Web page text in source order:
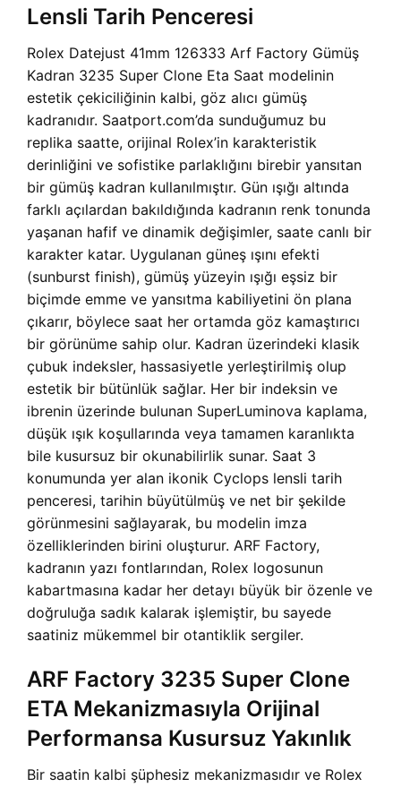
Lensli Tarih Penceresi
Rolex Datejust 41mm 126333 Arf Factory Gümüş
Kadran 3235 Super Clone Eta Saat modelinin
estetik çekiciliğinin kalbi, göz alıcı gümüş
kadranıdır. Saatport.com’da sunduğumuz bu
replika saatte, orijinal Rolex’in karakteristik
derinliğini ve sofistike parlaklığını birebir yansıtan
bir gümüş kadran kullanılmıştır. Gün ışığı altında
farklı açılardan bakıldığında kadranın renk tonunda
yaşanan hafif ve dinamik değişimler, saate canlı bir
karakter katar. Uygulanan güneş ışını efekti
(sunburst finish), gümüş yüzeyin ışığı eşsiz bir
biçimde emme ve yansıtma kabiliyetini ön plana
çıkarır, böylece saat her ortamda göz kamaştırıcı
bir görünüme sahip olur. Kadran üzerindeki klasik
çubuk indeksler, hassasiyetle yerleştirilmiş olup
estetik bir bütünlük sağlar. Her bir indeksin ve
ibrenin üzerinde bulunan SuperLuminova kaplama,
düşük ışık koşullarında veya tamamen karanlıkta
bile kusursuz bir okunabilirlik sunar. Saat 3
konumunda yer alan ikonik Cyclops lensli tarih
penceresi, tarihin büyütülmüş ve net bir şekilde
görünmesini sağlayarak, bu modelin imza
özelliklerinden birini oluşturur. ARF Factory,
kadranın yazı fontlarından, Rolex logosunun
kabartmasına kadar her detayı büyük bir özenle ve
doğruluğa sadık kalarak işlemiştir, bu sayede
saatiniz mükemmel bir otantiklik sergiler.
ARF Factory 3235 Super Clone
ETA Mekanizmasıyla Orijinal
Performansa Kusursuz Yakınlık
Bir saatin kalbi şüphesiz mekanizmasıdır ve Rolex